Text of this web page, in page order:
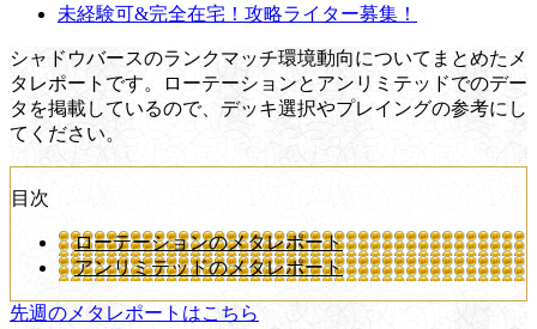
未経験可&完全在宅！攻略ライター募集！
シャドウバースのランクマッチ環境動向についてまとめたメ
タレポートです。ローテーションとアンリミテッドでのデー
タを掲載しているので、デッキ選択やプレイングの参考にし
てください。
目次
ローテーションのメタレポート
アンリミテッドのメタレポート
先週のメタレポートはこちら